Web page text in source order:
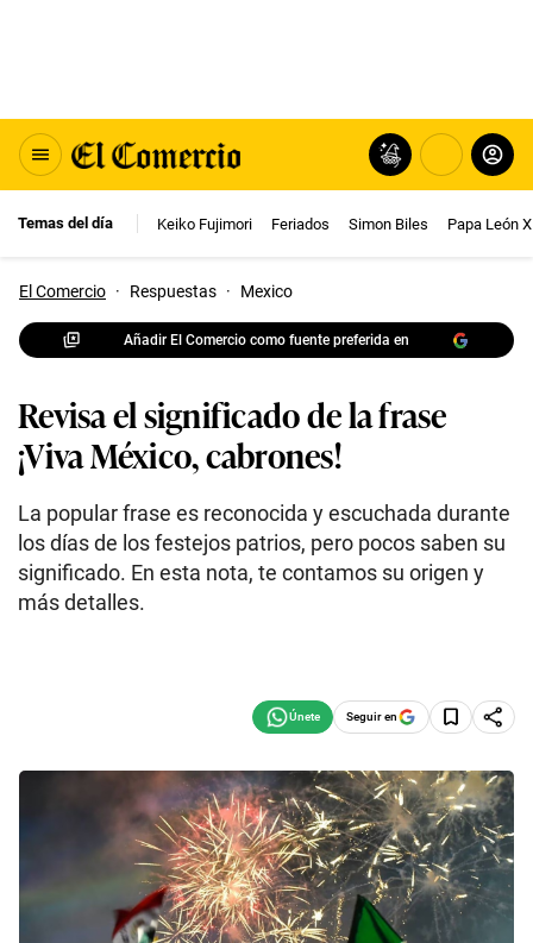
Temas del día Keiko Fujimori Feriados Simon Biles Papa León
El Comercio · Respuestas · Mexico
Añadir El Comercio como fuente preferida en
Revisa el significado de la frase
¡Viva México, cabrones!
La popular frase es reconocida y escuchada durante
los días de los festejos patrios, pero pocos saben su
significado. En esta nota, te contamos su origen y
más detalles.
Seguir en